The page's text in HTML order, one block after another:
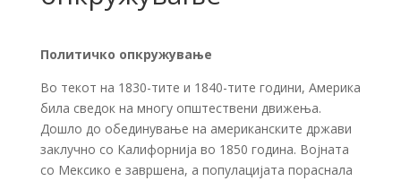
Политичко опкружување
Во текот на 1830-тите и 1840-тите години, Америка
била сведок на многу општествени движења.
Дошло до обединување на американските држави
заклучно со Калифорнија во 1850 година. Војната
со Мексико е завршена, а популацијата пораснала